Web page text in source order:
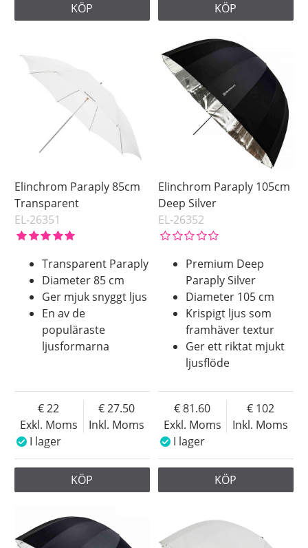
KÖP KÖP
Elinchrom Paraply 85cm
Transparent
EL-26351
Transparent Paraply
Diameter 85 cm
Ger mjuk snyggt ljus
En av de
populäraste
ljusformarna
Exkl. Moms
22
Inkl. Moms
27.50
I lager
KÖP
Elinchrom Paraply 105cm
Deep Silver
EL-26352
Premium Deep
Paraply Silver
Diameter 105 cm
Krispigt ljus som
framhäver textur
Ger ett riktat mjukt
ljusflöde
Exkl. Moms
81.60
Inkl. Moms
102
I lager
KÖP